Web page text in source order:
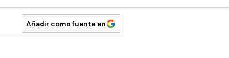
Añadir como fuente en